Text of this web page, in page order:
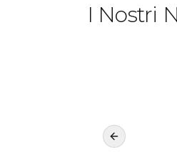
I Nostri
Previous